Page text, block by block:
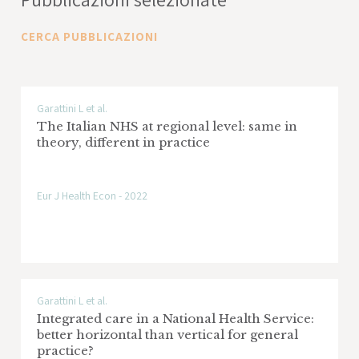
finanziaria del sistema indagato per
funzionamento reale dei sistemi.
CERCA PUBBLICAZIONI
Garattini L et al.
The Italian NHS at regional level: same in
theory, different in practice
Eur J Health Econ - 2022
Garattini L et al.
Integrated care in a National Health Service:
better horizontal than vertical for general
practice?